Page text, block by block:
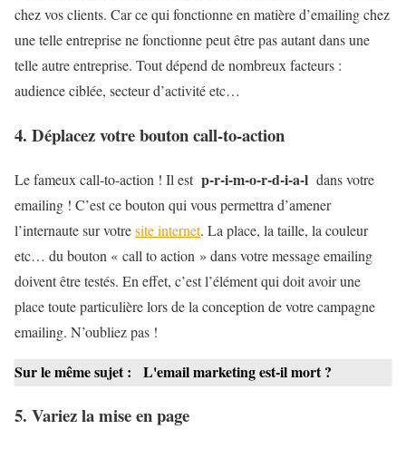
chez vos clients. Car ce qui fonctionne en matière d’emailing chez
une telle entreprise ne fonctionne peut être pas autant dans une
telle autre entreprise. Tout dépend de nombreux facteurs :
audience ciblée, secteur d’activité etc…
4. Déplacez votre bouton call-to-action
Le fameux call-to-action ! Il est p-r-i-m-o-r-d-i-a-l dans votre
emailing ! C’est ce bouton qui vous permettra d’amener
l’internaute sur votresite internet. La place, la taille, la couleur
etc… du bouton « call to action » dans votre message emailing
doivent être testés. En effet, c’est l’élément qui doit avoir une
place toute particulière lors de la conception de votre campagne
emailing. N’oubliez pas !
Sur le même sujet : L'email marketing est-il mort ?
5. Variez la mise en page